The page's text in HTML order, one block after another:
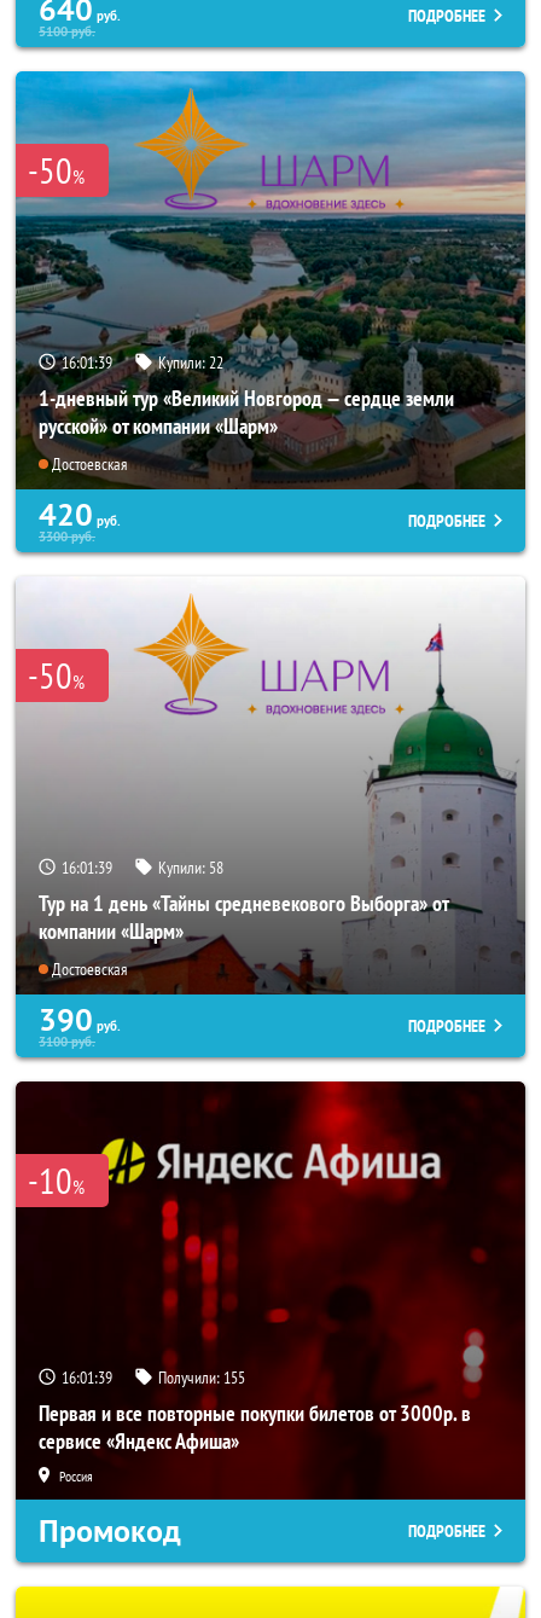
640 руб.
5100руб.
ПОДРОБНЕЕ
-50%
16:01:37 Купили: 22
1-дневный тур «Великий Новгород — сердце земли
русской» от компании «Шарм»
Достоевская
420 руб.
3300руб.
ПОДРОБНЕЕ
-50%
16:01:37 Купили: 58
Тур на 1 день «Тайны средневекового Выборга» от
компании «Шарм»
Достоевская
390 руб.
3100руб.
ПОДРОБНЕЕ
-10%
16:01:37 Получили: 155
Первая и все повторные покупки билетов от 3000р. в
сервисе «Яндекс Афиша»
Россия
Промокод ПОДРОБНЕЕ